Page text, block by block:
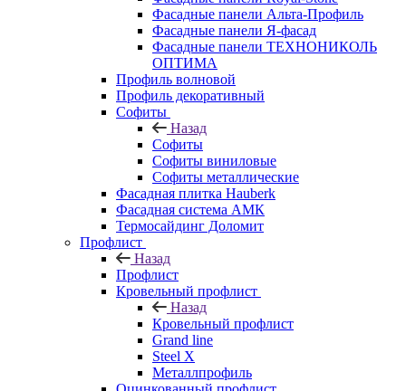
Фасадные панели Альта-Профиль
Фасадные панели Я-фасад
Фасадные панели ТЕХНОНИКОЛЬ
ОПТИМА
Профиль волновой
Профиль декоративный
Софиты
Назад
Софиты
Софиты виниловые
Софиты металлические
Фасадная плитка Hauberk
Фасадная система АМК
Термосайдинг Доломит
Профлист
Назад
Профлист
Кровельный профлист
Назад
Кровельный профлист
Grand line
Steel X
Металлпрофиль